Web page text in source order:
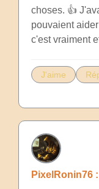
choses. 👍
pouvaient
c'est vraiment
J'aime
PixelRonin76 :